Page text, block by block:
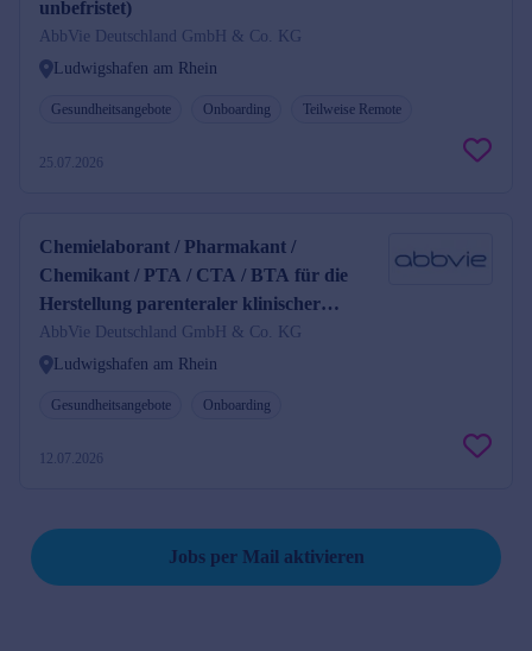
unbefristet)
AbbVie Deutschland GmbH & Co. KG
Ludwigshafen am Rhein
Gesundheitsangebote Onboarding Teilweise Remote
25.07.2026
Chemielaborant / Pharmakant /
Chemikant / PTA / CTA / BTA für die
Herstellung parenteraler klinischer
Prüfpräparate (all genders) (Vollzeit,
unbefristet)
AbbVie Deutschland GmbH & Co. KG
Ludwigshafen am Rhein
Gesundheitsangebote Onboarding
12.07.2026
Jobs per Mail aktivieren